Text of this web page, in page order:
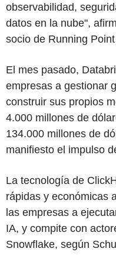
observabilidad,
datos en la nube",
socio de Running
El mes pasado,
empresas a gestionar
construir sus propios
4.000 millones de
134.000 millones de
manifiesto el impulso
La tecnología de
rápidas y económicas
las empresas a
IA, y compite con
Snowflake, según